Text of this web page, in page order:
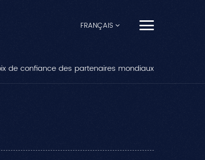
FRANÇAIS
English
de confiance des partenaires mondiaux